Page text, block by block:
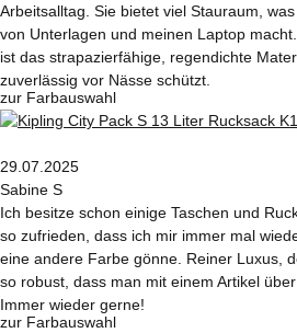
Arbeitsalltag. Sie bietet viel Stauraum,
von Unterlagen und meinen Laptop
ist das strapazierfähige, regendichte
zuverlässig vor Nässe schützt.
zur Farbauswahl
29.07.2025
Sabine S
Ich besitze schon einige Taschen und
so zufrieden, dass ich mir immer mal
eine andere Farbe gönne. Reiner Luxus,
so robust, dass man mit einem Artikel
Immer wieder gerne!
zur Farbauswahl